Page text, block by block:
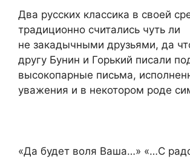
Два русских классика в своей
традиционно считались чуть ли
не закадычными друзьями, да
другу Бунин и Горький писали
высокопарные письма,
уважения и в некотором роде
«Да будет воля Ваша…» «…С